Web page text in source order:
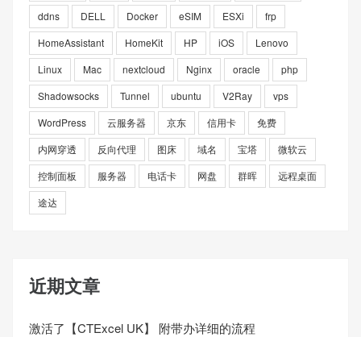
ddns DELL Docker eSIM ESXi
frp
HomeAssistant
HomeKit HP iOS
Lenovo
Linux
Mac nextcloud Nginx oracle
php
Shadowsocks
Tunnel ubuntu V2Ray
vps
WordPress
云服务器 京东 信用卡
免费
内网穿透
反向代理 图床 域名 宝塔
微软云
控制面板
服务器 电话卡 网盘 群晖
远程桌面
途达
近期文章
激活了【CTExcel UK】 附带办详细的流程